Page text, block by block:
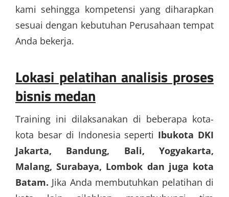
kami sehingga kompetensi yang diharapkan
sesuai dengan kebutuhan Perusahaan tempat
Anda bekerja.
Lokasi pelatihan analisis proses
bisnis medan
Training ini dilaksanakan di beberapa kota-
kota besar di Indonesia seperti Ibukota DKI
Jakarta, Bandung, Bali, Yogyakarta,
Malang, Surabaya, Lombok dan juga kota
Batam. Jika Anda membutuhkan pelatihan di